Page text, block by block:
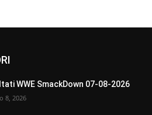
WWE SmackDown 07-08-2026
8, 2026